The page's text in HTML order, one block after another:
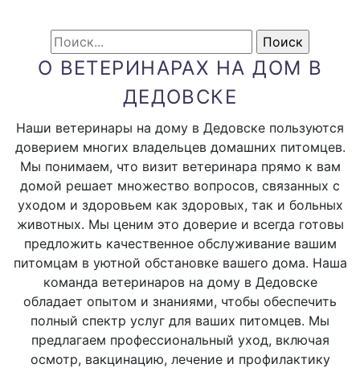
О ВЕТЕРИНАРАХ НА ДОМ В
ДЕДОВСКЕ
Наши ветеринары на дому в Дедовске пользуются
доверием многих владельцев домашних питомцев.
Мы понимаем, что визит ветеринара прямо к вам
домой решает множество вопросов, связанных с
уходом и здоровьем как здоровых, так и больных
животных. Мы ценим это доверие и всегда готовы
предложить качественное обслуживание вашим
питомцам в уютной обстановке вашего дома. Наша
команда ветеринаров на дому в Дедовске
обладает опытом и знаниями, чтобы обеспечить
полный спектр услуг для ваших питомцев. Мы
предлагаем профессиональный уход, включая
осмотр, вакцинацию, лечение и профилактику